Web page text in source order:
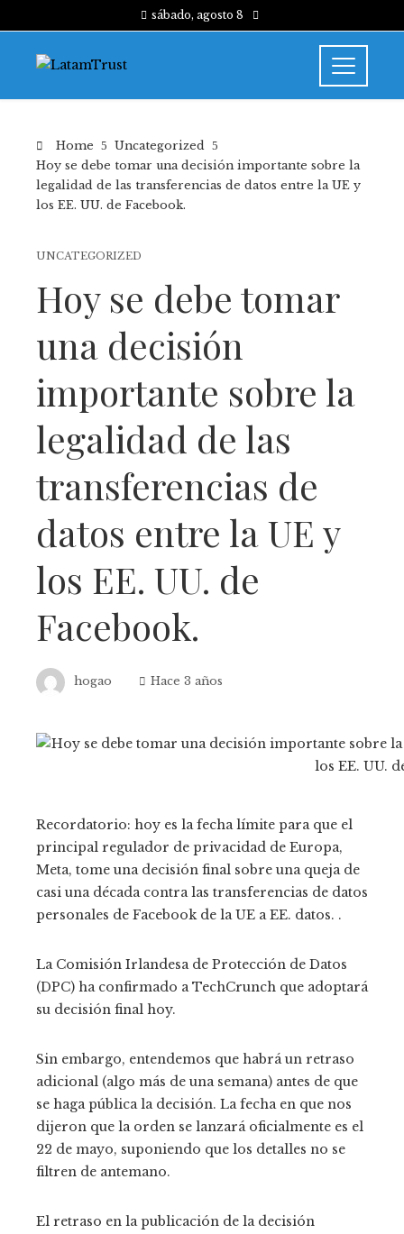
sábado, agosto 8
Home
Uncategorized
Hoy se debe tomar una decisión importante sobre la
legalidad de las transferencias de datos entre la UE y
los EE. UU. de Facebook.
UNCATEGORIZED
Hoy se debe tomar
una decisión
importante sobre la
legalidad de las
transferencias de
datos entre la UE y
los EE. UU. de
Facebook.
hogao Hace 3 años
Recordatorio: hoy es la fecha límite para que el
principal regulador de privacidad de Europa,
Meta, tome una decisión final sobre una queja de
casi una década contra las transferencias de datos
personales de Facebook de la UE a EE. datos. .
La Comisión Irlandesa de Protección de Datos
(DPC) ha confirmado a TechCrunch que adoptará
su decisión final hoy.
Sin embargo, entendemos que habrá un retraso
adicional (algo más de una semana) antes de que
se haga pública la decisión. La fecha en que nos
dijeron que la orden se lanzará oficialmente es el
22 de mayo, suponiendo que los detalles no se
filtren de antemano.
El retraso en la publicación de la decisión